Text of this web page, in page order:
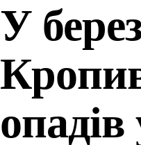
У
опадів